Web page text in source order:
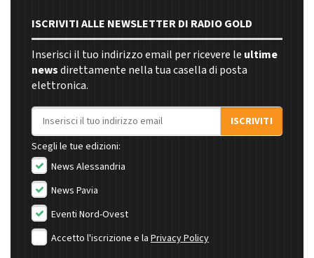
ISCRIVITI ALLE NEWSLETTER DI RADIO GOLD
Inserisci il tuo indirizzo email per ricevere le ultime
newsdirettamente nella tua casella di posta
elettronica.
Indirizzo email
ISCRIVITI
Scegli le tue edizioni:
News Alessandria
News Pavia
Eventi Nord-Ovest
Accetto l'iscrizione e la Privacy Policy